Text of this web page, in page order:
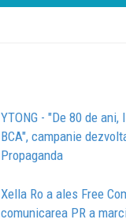
YTONG - "De 80 de
BCA", campanie
Propaganda
Xella Ro a ales Free
comunicarea PR a